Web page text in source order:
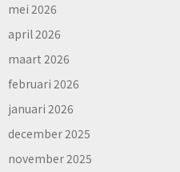
mei 2026
april 2026
maart 2026
februari 2026
januari 2026
december 2025
november 2025